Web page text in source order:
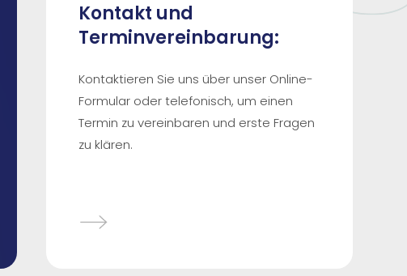
Kontakt und
Terminvereinbarung:
Kontaktieren Sie uns über unser Online-
Formular oder telefonisch, um einen
Termin zu vereinbaren und erste Fragen
zu klären.